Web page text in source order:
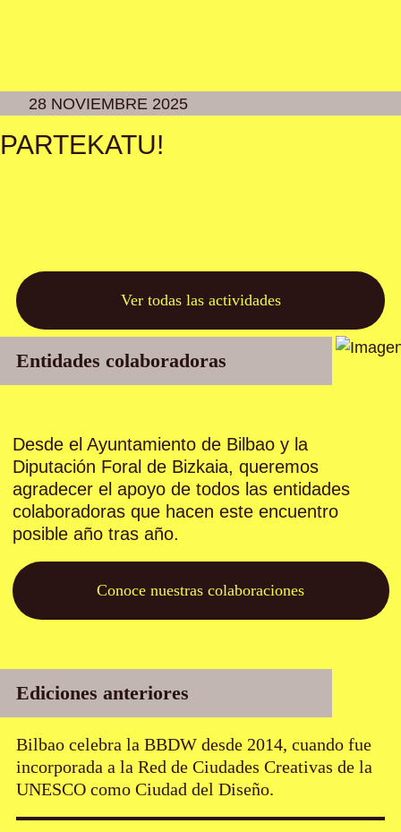
28 NOVIEMBRE 2025
PARTEKATU!
Ver todas las actividades
Entidades colaboradoras
Desde el Ayuntamiento de Bilbao y la
Diputación Foral de Bizkaia, queremos
agradecer el apoyo de todos las entidades
colaboradoras que hacen este encuentro
posible año tras año.
Conoce nuestras colaboraciones
Ediciones anteriores
Bilbao celebra la BBDW desde 2014, cuando fue
incorporada a la Red de Ciudades Creativas de la
UNESCO como Ciudad del Diseño.